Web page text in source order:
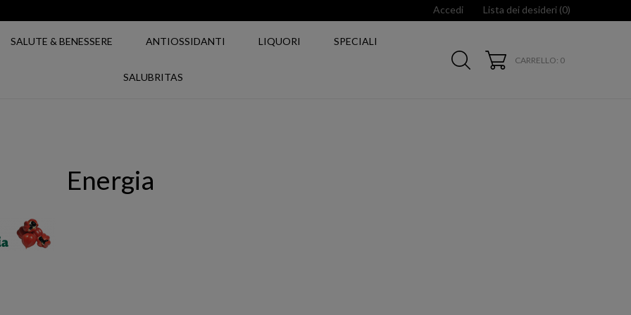
Accedi Lista dei desideri (0)
SALUTE & BENESSERE ANTIOSSIDANTI LIQUORI SPECIALI
SALUBRITAS
CARRELLO: 0
Energia